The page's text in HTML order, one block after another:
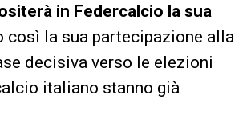
in Federcalcio la sua
così la sua partecipazione alla
decisiva verso le elezioni
italiano stanno già